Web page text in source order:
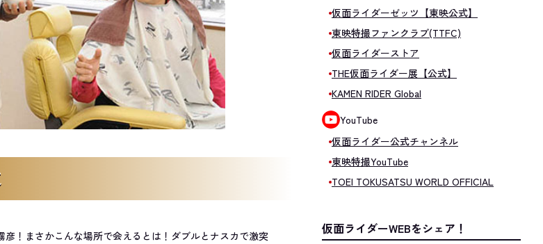
！まさかこんな場所で会えるとは！ダブルとナスカで激突
仮面ライダーゼッツ【東映公式】
東映特撮ファンクラブ(TTFC)
仮面ライダーストア
THE仮面ライダー展【公式】
KAMEN RIDER Global
YouTube
仮面ライダー公式チャンネル
東映特撮YouTube
TOEI TOKUSATSU WORLD OFFICIAL
仮面ライダーWEBをシェア！